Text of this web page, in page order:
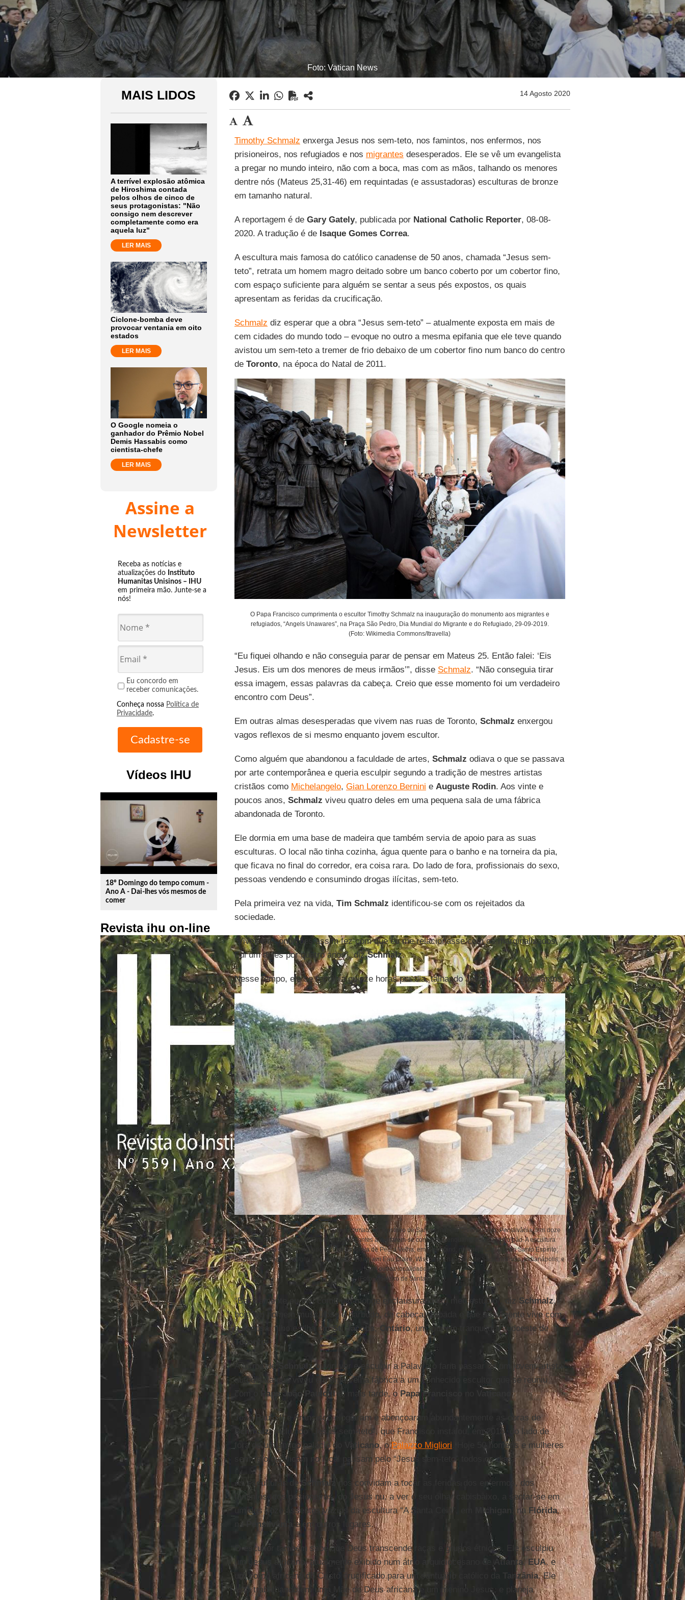
Foto: Vatican News
MAIS LIDOS
A terrível explosão atômica
de Hiroshima contada
pelos olhos de cinco de
seus protagonistas: "Não
consigo nem descrever
completamente como era
aquela luz"
LER MAIS
Ciclone-bomba deve
provocar ventania em oito
estados
LER MAIS
O Google nomeia o
ganhador do Prêmio Nobel
Demis Hassabis como
cientista-chefe
LER MAIS
Assine a
Newsletter
Receba as notícias e
atualizações do Instituto
Humanitas Unisinos – IHU
em primeira mão. Junte-se a
nós!
Eu concordo em
receber comunicações.
Conheça nossa Política de
Privacidade.
Vídeos IHU
play_circle_outline
18º Domingo do tempo comum -
Ano A - Dai-lhes vós mesmos de
comer
Revista ihu on-line
14 Agosto 2020
Timothy Schmalz enxerga Jesus nos sem-teto, nos famintos, nos enfermos, nos
prisioneiros, nos refugiados e nos migrantes desesperados. Ele se vê um evangelista
a pregar no mundo inteiro, não com a boca, mas com as mãos, talhando os menores
dentre nós (Mateus 25,31-46) em requintadas (e assustadoras) esculturas de bronze
em tamanho natural.
A reportagem é de Gary Gately, publicada por National Catholic Reporter, 08-08-
2020. A tradução é de Isaque Gomes Correa.
A escultura mais famosa do católico canadense de 50 anos, chamada “Jesus sem-
teto”, retrata um homem magro deitado sobre um banco coberto por um cobertor fino,
com espaço suficiente para alguém se sentar a seus pés expostos, os quais
apresentam as feridas da crucificação.
Schmalz diz esperar que a obra “Jesus sem-teto” – atualmente exposta em mais de
cem cidades do mundo todo – evoque no outro a mesma epifania que ele teve quando
avistou um sem-teto a tremer de frio debaixo de um cobertor fino num banco do centro
de Toronto, na época do Natal de 2011.
O Papa Francisco cumprimenta o escultor Timothy Schmalz na inauguração do monumento aos migrantes e
refugiados, “Angels Unawares”, na Praça São Pedro, Dia Mundial do Migrante e do Refugiado, 29-09-2019.
(Foto: Wikimedia Commons/Itravella)
“Eu fiquei olhando e não conseguia parar de pensar em Mateus 25. Então falei: ‘Eis
Jesus. Eis um dos menores de meus irmãos’”, disse Schmalz. “Não conseguia tirar
essa imagem, essas palavras da cabeça. Creio que esse momento foi um verdadeiro
encontro com Deus”.
Em outras almas desesperadas que vivem nas ruas de Toronto, Schmalz enxergou
vagos reflexos de si mesmo enquanto jovem escultor.
Como alguém que abandonou a faculdade de artes, Schmalz odiava o que se passava
por arte contemporânea e queria esculpir segundo a tradição de mestres artistas
cristãos como Michelangelo, Gian Lorenzo Bernini e Auguste Rodin. Aos vinte e
poucos anos, Schmalz viveu quatro deles em uma pequena sala de uma fábrica
abandonada de Toronto.
Ele dormia em uma base de madeira que também servia de apoio para as suas
esculturas. O local não tinha cozinha, água quente para o banho e na torneira da pia,
que ficava no final do corredor, era coisa rara. Do lado de fora, profissionais do sexo,
pessoas vendendo e consumindo drogas ilícitas, sem-teto.
Pela primeira vez na vida, Tim Schmalz identificou-se com os rejeitados da
sociedade.
“Viver em condições assim fez com que eu me relacionasse com os marginalizados.
Fui um deles por quatro anos”, dizSchmalz.
Nesse tempo, ele se recolhia quinze horas por dia, talhando Jesus, Maria e os santos.
A escultura “A Santa Ceia”, de Timothy Schmalz, no Mosteiro de Santa Ema, em Greensburgo, Pensilvânia, tem doze
banquinhos vazios que convidam os visitantes a sentarem-se com Jesus enquanto este divide o pão. A escultura
também está exposta no lado de fora da Igreja de Pedra Velha, em Cleveland; na Igreja Católica do Santo Espírito,
Brighton, Michigan; na Igreja de São Tiago Maior, em Eau Claire, Wisconsin; na Igreja de São Cristóvão, Indianápolis; e
em outras localidades.
(Foto: Mosteiro de Santa Ema)
“Basicamente eu vivi como um monge enclausurado em meu estúdio”, diz Schmalz,
hoje um homem musculoso e barbudo, de cabeça raspada e que atualmente vive com
a esposa, filho e filha emSt. Jacobs, Ontário, um vilarejo tranquilo a sudoeste de
Toronto.
A forma de Schmalzouvir, ver e esculpir a Palavra o faria passar de um jovem artista
autodidata que viveu em uma velha fábrica a um conhecido escultor que se reuniu
Papa João Paulo II e, mais tarde, oPapa Francisco Vaticano .
João Paulo II e Francisco elogiaram e abençoaram abundantemente as obras de
Schmalz, incluindo “Jesus sem-teto”, que Francisco instalou, em 2018, do lado de
fora de um antigo palácio do
Vaticano, oPalazzo Migliori . Hoje 50 homens e mulheres
sem-teto que ficam no local passam pelo “Jesus sem-teto” todos os dias.
As esculturas deSchmalz
nos convidam a tocar as feridas dos enfermos, dos
famintos, dos prisioneiros, do Jesus nu, a ver o seu olhar cabisbaixo, a sentar-se em
um dos doze assentos vazios da escultura “A Santa Ceia”, em
Michigan , na Flórida,
na
Pensilvânia e em outros lugares.
O escultor também sabe que Deus transcende raças e grupos étnicos. Ele esculpiu
um Jesus africano, atualmente exibido num átrio arquidiocesano de
Atlanta , EUA, e
um corpo africano do Cristo crucificado para um santuário católico da
Tanzânia. Ele
está trabalhando em uma Mãe de Deus africana e um menino Jesus, e planeja